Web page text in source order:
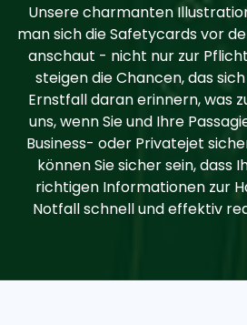
Unsere charmanten
man sich die Safetycards vor
anschaut - nicht nur zur
steigen die Chancen, das
Ernstfall daran erinnern, was
uns, wenn Sie und Ihre
Business- oder Privatejet
können Sie sicher sein, dass
richtigen Informationen zur
Notfall schnell und effektiv